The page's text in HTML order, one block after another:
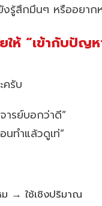
รู้สึกมึนๆ หรืออยาก
ห้ “เข้ากับปัญห
ครับ
ารย์บอกว่าดี”
นทำแล้วดูเท่”
ม → ใช้เชิงปริมาณ